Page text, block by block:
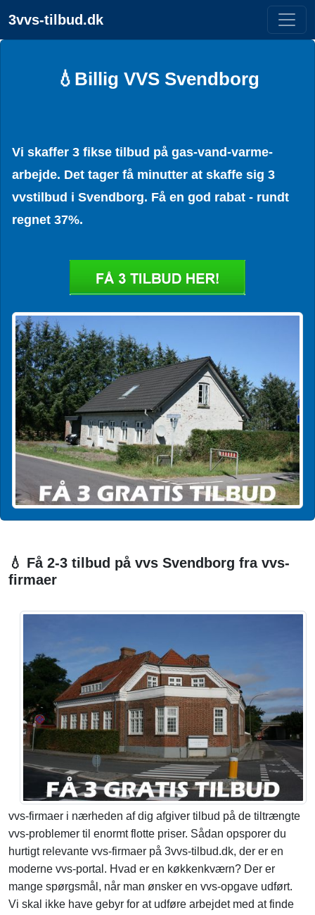
3vvs-tilbud.dk
💧Billig VVS Svendborg
Vi skaffer 3 fikse tilbud på gas-vand-varme-
arbejde. Det tager få minutter at skaffe sig 3
vvstilbud i Svendborg. Få en god rabat - rundt
regnet 37%.
💧 Få 2-3 tilbud på vvs Svendborg fra vvs-
firmaer
vvs-firmaer i nærheden af dig afgiver tilbud på de tiltrængte
vvs-problemer til enormt flotte priser. Sådan opsporer du
hurtigt relevante vvs-firmaer på 3vvs-tilbud.dk, der er en
moderne vvs-portal. Hvad er en køkkenkværn? Der er
mange spørgsmål, når man ønsker en vvs-opgave udført.
Vi skal ikke have gebyr for at udføre arbejdet med at finde